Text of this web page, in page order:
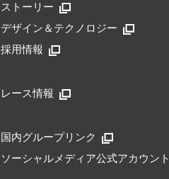
ストーリー
デザイン＆テクノロジー
採用情報
レース情報
国内グループリンク
ソーシャルメディア公式アカウント